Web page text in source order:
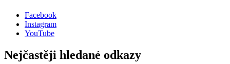
Facebook
Instagram
YouTube
Nejčastěji hledané odkazy